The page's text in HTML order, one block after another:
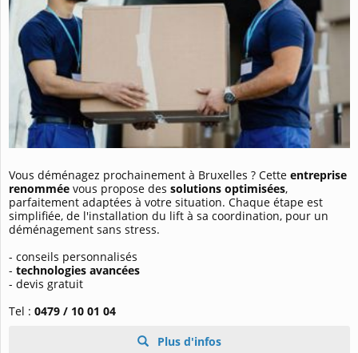
Vous déménagez prochainement à Bruxelles ? Cette entreprise
renommée vous propose des solutions optimisées,
parfaitement adaptées à votre situation. Chaque étape est
simplifiée, de l'installation du lift à sa coordination, pour un
déménagement sans stress.
- conseils personnalisés
- technologies avancées
- devis gratuit
Tel : 0479 / 10 01 04
Plus d'infos